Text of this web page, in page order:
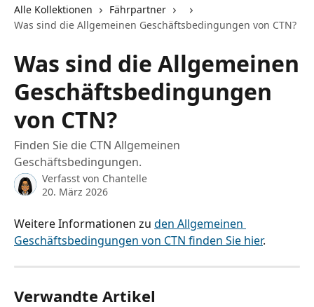
Alle Kollektionen
Fährpartner
Was sind die Allgemeinen Geschäftsbedingungen von CTN?
Was sind die Allgemeinen
Geschäftsbedingungen
von CTN?
Finden Sie die CTN Allgemeinen
Geschäftsbedingungen.
Verfasst von Chantelle
20. März 2026
Weitere Informationen zu den Allgemeinen
Geschäftsbedingungen von CTN finden Sie hier.
Verwandte Artikel